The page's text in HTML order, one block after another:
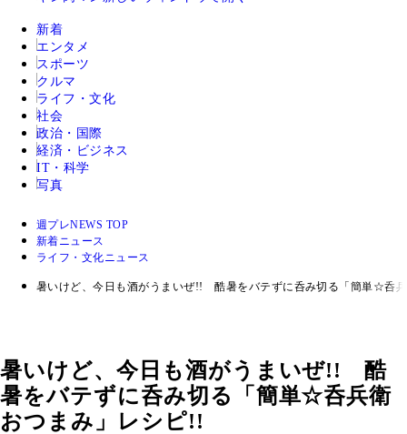
新着
エンタメ
スポーツ
クルマ
ライフ・文化
社会
政治・国際
経済・ビジネス
IT・科学
写真
週プレNEWS TOP
新着ニュース
ライフ・文化ニュース
暑いけど、今日も酒がうまいぜ!! 酷暑をバテずに呑み切る「簡単☆呑
暑いけど、今日も酒がうまいぜ!! 酷
暑をバテずに呑み切る「簡単☆呑兵衛
おつまみ」レシピ!!